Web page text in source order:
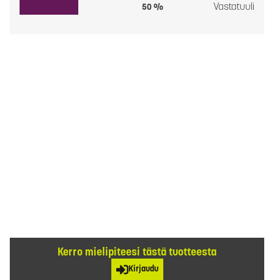
50 % Vastatuuli
Kerro mielipiteesi tästä tuotteesta
Kirjaudu